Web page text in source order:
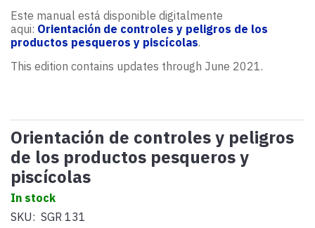
Este manual está disponible digitalmente
aqui: Orientación de controles y peligros de los
productos pesqueros y piscícolas.
This edition contains updates through June 2021.
Orientación de controles y peligros
de los productos pesqueros y
piscícolas
In stock
SKU: SGR 131